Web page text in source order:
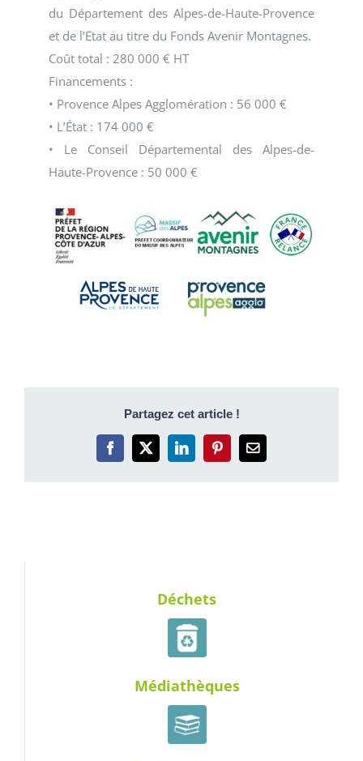
du Département des Alpes-de-Haute-Provence
et de l’Etat au titre du Fonds Avenir Montagnes.
Coût total : 280 000 € HT
Financements :
• Provence Alpes Agglomération : 56 000 €
• L’État : 174 000 €
• Le Conseil Départemental des Alpes-de-
Haute-Provence : 50 000 €
Partagez cet article !
Facebook
X LinkedInPinterestEmail
Déchets
Médiathèques